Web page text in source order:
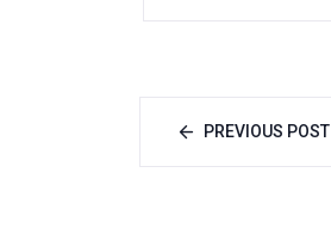
PREVIOUS POST